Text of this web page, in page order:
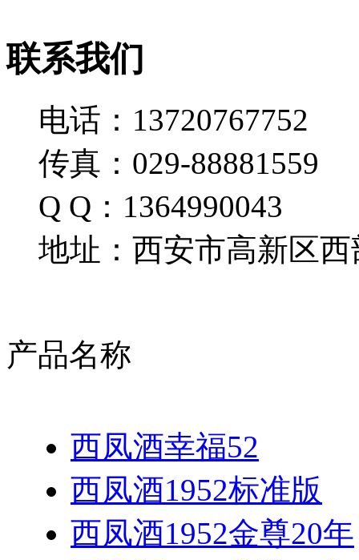
联系我们
电话：13720767752
传真：029-88881559
Q Q：1364990043
地址：西安市高新区西
产品名称
西凤酒幸福52
西凤酒1952标准版
西凤酒1952金尊20年